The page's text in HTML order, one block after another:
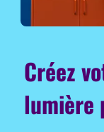
Créez
lumière